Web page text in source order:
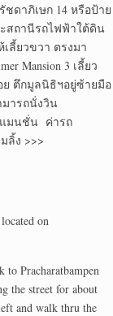
ดาภิเษก 14 หรือป้าย
สถานีรถไฟฟ้าใต้ดิน
เลี้ยวขวา ตรงมา
Mansion 3 เลี้ยว
ย ตึกมูลนิธิฯอยู่ซ้ายมือ
มารถนั่งวิน
แมนชั่น ค่ารถ
ลิ้ง >>>
on
Pracharatbampen
the street for about
and walk thru the